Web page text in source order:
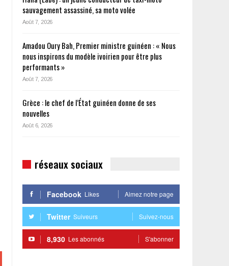
sauvagement assassiné, sa moto volée
Août 7, 2026
Amadou Oury Bah, Premier ministre guinéen : « Nous
nous inspirons du modèle ivoirien pour être plus
performants »
Août 7, 2026
Grèce : le chef de l’État guinéen donne de ses
nouvelles
Août 6, 2026
réseaux sociaux
Facebook Likes Aimez notre page
Twitter Suiveurs Suivez-nous
8,930 Les abonnés S'abonner